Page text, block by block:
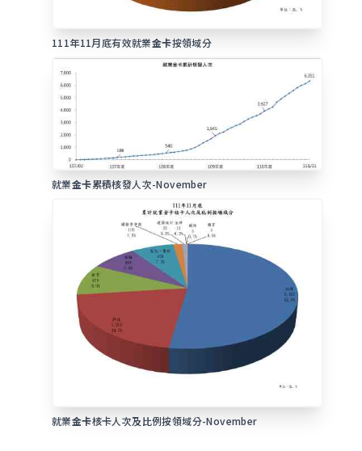
111年11月底有效就業金卡按領域分
就業金卡累積核發人次-November
就業金卡核卡人次及比例按領域分-November